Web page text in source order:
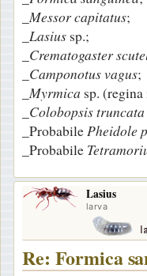
Messor capitatus;
Lasius sp.;
Crematogaster
Camponotus vagus;
Myrmica sp.
Colobopsis truncata
_ProbabilePheidole
_Probabile
Lasius
larva
Re: Formica